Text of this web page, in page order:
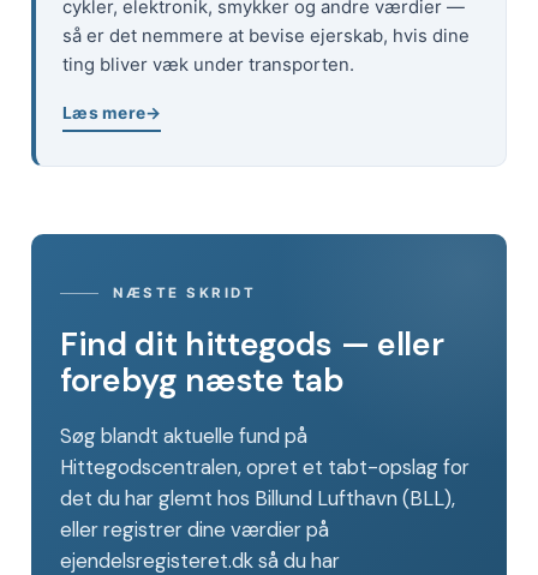
cykler, elektronik, smykker og andre værdier —
så er det nemmere at bevise ejerskab, hvis dine
ting bliver væk under transporten.
Læs mere
NÆSTE SKRIDT
Find dit hittegods — eller
forebyg næste tab
Søg blandt aktuelle fund på
Hittegodscentralen, opret et tabt-opslag for
det du har glemt hos Billund Lufthavn (BLL),
eller registrer dine værdier på
ejendelsregisteret.dk så du har